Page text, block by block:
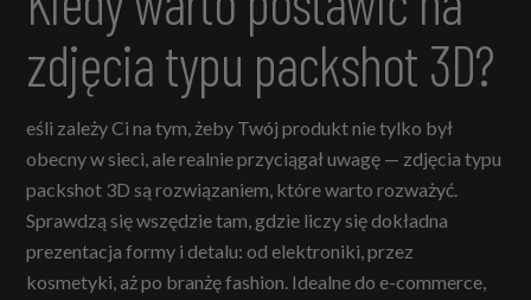
zdjęcia typu packshot 3D?
eśli zależy Ci na tym, żeby Twój produkt nie tylko był
obecny w sieci, ale realnie przyciągał uwagę — zdjęcia typu
packshot 3D są rozwiązaniem, które warto rozważyć.
Sprawdzą się wszędzie tam, gdzie liczy się dokładna
prezentacja formy i detalu: od elektroniki, przez
kosmetyki, aż po branżę fashion. Idealne do e-commerce,